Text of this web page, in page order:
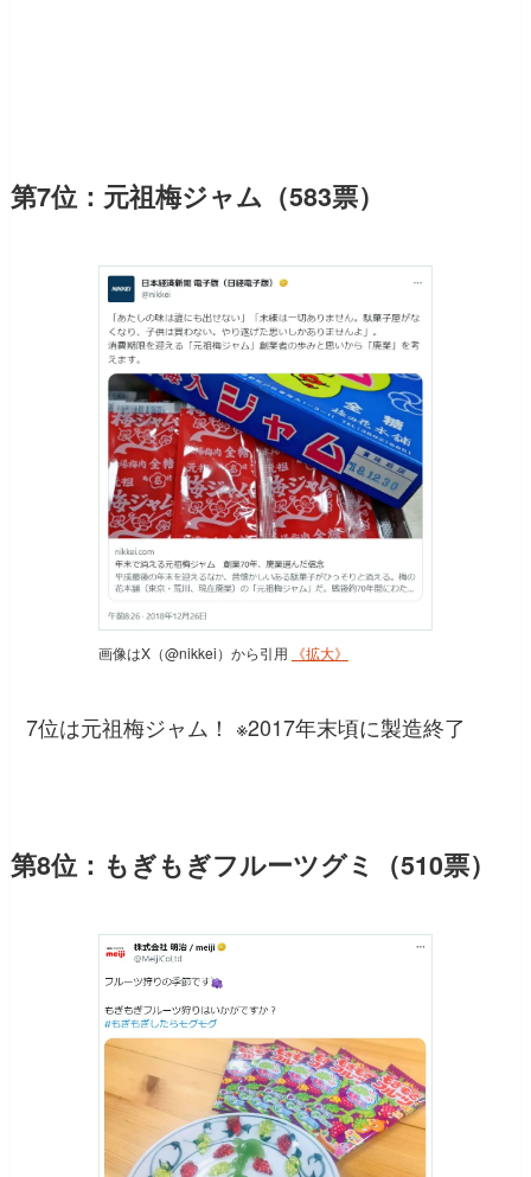
第7位：元祖梅ジャム（583票）
画像はX（@nikkei）から引用 《拡大》
7位は元祖梅ジャム！ ※2017年末頃に製造終了
第8位：もぎもぎフルーツグミ（510票）